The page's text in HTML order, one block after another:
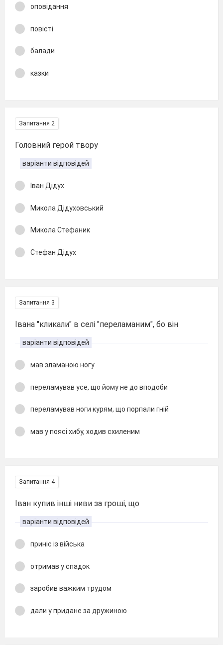
оповідання
повісті
балади
казки
Запитання 2
Головний герой твору
варіанти відповідей
Іван Дідух
Микола Дідуховський
Микола Стефаник
Стефан Дідух
Запитання 3
Івана "кликали" в селі "переламаним", бо він
варіанти відповідей
мав зламаною ногу
переламував усе, що йому не до вподоби
переламував ноги курям, що порпали гній
мав у поясі хибу, ходив схиленим
Запитання 4
Іван купив інші ниви за гроші, що
варіанти відповідей
приніс із війська
отримав у спадок
заробив важким трудом
дали у придане за дружиною